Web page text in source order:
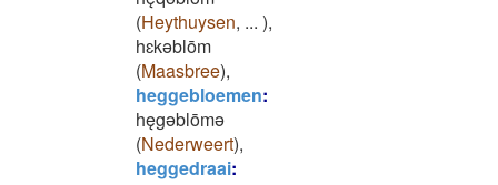
(Heythuysen, ... ),
hɛkǝblōm
(Maasbree),
heggebloemen:
hęgǝblōmǝ
(Nederweert),
heggedraai: